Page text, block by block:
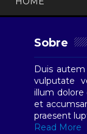
Sobre
Duis
vulputate
illum dolore
et
praesent
Read More